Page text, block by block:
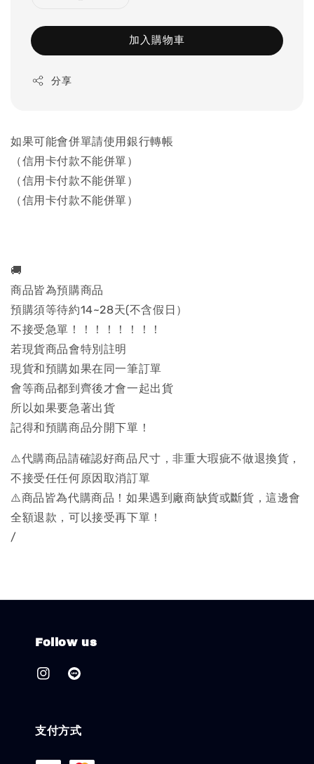
加入購物車
分享
如果可能會併單請使用銀行轉帳
（信用卡付款不能併單）
（信用卡付款不能併單）
（信用卡付款不能併單）
🚚
商品皆為預購商品
預購須等待約14~28天(不含假日）
不接受急單！！！！！！！！
若現貨商品會特別註明
現貨和預購如果在同一筆訂單
會等商品都到齊後才會一起出貨
所以如果要急著出貨
記得和預購商品分開下單！
⚠️代購商品請確認好商品尺寸，非重大瑕疵不做退換貨，
不接受任任何原因取消訂單
⚠️商品皆為代購商品！如果遇到廠商缺貨或斷貨，這邊會
全額退款，可以接受再下單！
/
Follow us
支付方式